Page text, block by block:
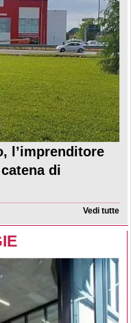
l’imprenditore
di
Vedi tutte